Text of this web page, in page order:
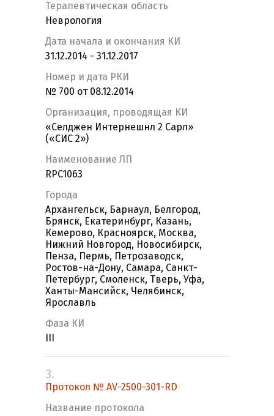
Терапевтическая область
Неврология
Дата начала и окончания КИ
31.12.2014 - 31.12.2017
Номер и дата РКИ
№ 700 от 08.12.2014
Организация, проводящая КИ
«Селджен Интернешнл 2 Сарл»
(«СИС 2»)
Наименование ЛП
RPC1063
Города
Архангельск, Барнаул, Белгород,
Брянск, Екатеринбург, Казань,
Кемерово, Красноярск, Москва,
Нижний Новгород, Новосибирск,
Пенза, Пермь, Петрозаводск,
Ростов-на-Дону, Самара, Санкт-
Петербург, Смоленск, Тверь, Уфа,
Ханты-Мансийск, Челябинск,
Ярославль
Фаза КИ
3.
Протокол № AV-2500-301-RD
Название протокола